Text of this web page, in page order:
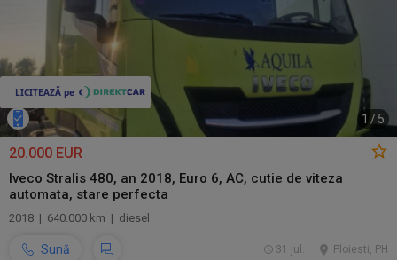
1 / 5
20.000 EUR
Iveco Stralis 480, an 2018, Euro 6, AC, cutie de viteza
automata, stare perfecta
2018 | 640.000 km | diesel
Sună Ploiesti, PH
31 jul.